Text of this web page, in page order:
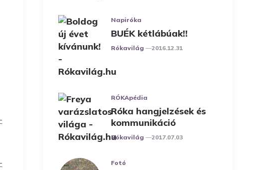
Napiróka
BUÉK kétlábúak!!
Posted
Rókavilág 2016.12.31
RÓKApédia
Róka hangjelzések és
kommunikáció
Posted
Rókavilág 2017.07.03
Fotó